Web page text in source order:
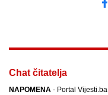
Chat čitatelja
NAPOMENA - Portal